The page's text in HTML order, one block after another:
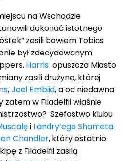
na Wschodzie
dokonać istotnego
zasili bowiem Tobias
był zdecydowanym
Harris opuszcza Miasto
zasili drużynę, której
,Joel Embiid, a od niedawna
zatem w Filadelfii właśnie
Szefostwo klubu
i Landry’ego Shameta.
Chandler, który ostatnio
z Filadelfii zasilą